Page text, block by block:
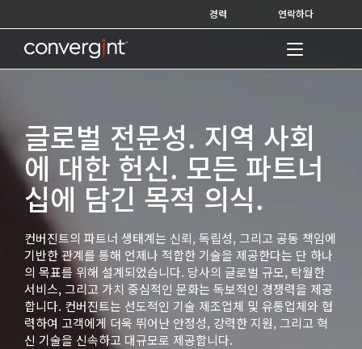
to
content
경력 연락하다
Home
글로벌 전문성. 지역 사회
에 대한 헌신. 모든 파트너
십에 담긴 목적 의식.
컨버진트의 파트너 생태계는 신뢰, 독립성, 그리고 공동 책임에
기반한 관계를 통해 언제나 적합한 기술을 제공한다는 단 하나
의 목표를 위해 설계되었습니다. 당사의 글로벌 규모, 탁월한
서비스, 그리고 가치 중심적인 문화는 독보적인 경쟁력을 제공
합니다. 컨버진트는 선도적인 기술 제조업체 및 유통업체와 협
력하여 고객에게 더욱 뛰어난 안정성, 강력한 지원, 그리고 혁
신 기술을 신속하고 대규모로 제공합니다.